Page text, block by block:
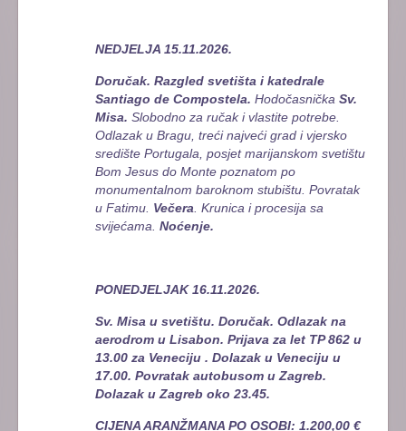
NEDJELJA 15.11.2026.
Doručak. Razgled svetišta i katedrale
Santiago de Compostela. Hodočasnička Sv.
Misa. Slobodno za ručak i vlastite potrebe.
Odlazak u Bragu, treći najveći grad i vjersko
središte Portugala, posjet marijanskom svetištu
Bom Jesus do Monte poznatom po
monumentalnom baroknom stubištu. Povratak
u Fatimu. Večera . Krunica i procesija sa
svijećama. Noćenje.
PONEDJELJAK 16.11.2026.
Sv. Misa u svetištu. Doručak. Odlazak na
aerodrom u Lisabon. Prijava za let TP 862 u
13.00 za Veneciju . Dolazak u Veneciju u
17.00. Povratak autobusom u Zagreb.
Dolazak u Zagreb oko 23.45.
CIJENA ARANŽMANA PO OSOBI: 1.200,00 €